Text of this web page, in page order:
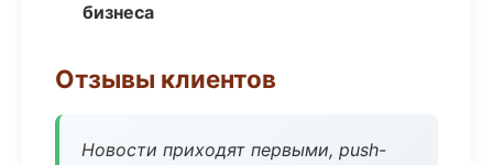
бизнеса
Отзывы клиентов
Новости приходят первыми, push-